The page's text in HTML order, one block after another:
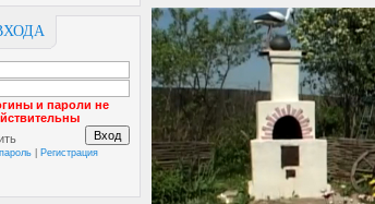
и пароли не
Регистрация